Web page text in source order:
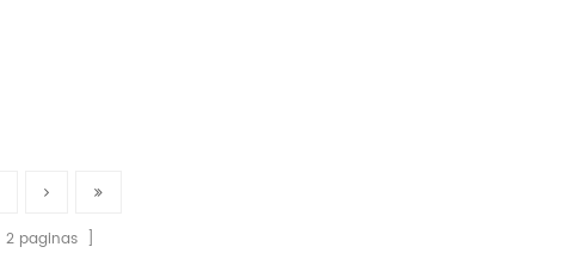
2 paginas ]